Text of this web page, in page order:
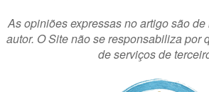
As opiniões expressas no artigo são
autor. O Site não se responsabiliza por
de serviços de